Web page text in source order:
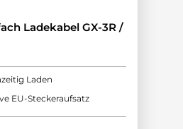
Ladekabel GX-3R /
Laden
EU-Steckeraufsatz